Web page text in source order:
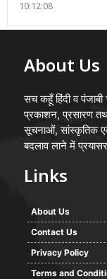
10:12:08
About Us
सच कहूँ हिंदी व पंजाबी
प्रकाशन, प्रसारण
सूचनाओं, सांस्कृतिक
बदलाव लाने में
Links
About Us
Contact Us
Privacy Policy
Terms and